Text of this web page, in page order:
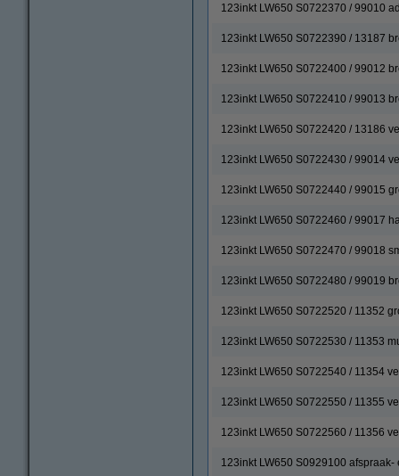
123inkt LW650 S0722370 / 99010
123inkt LW650 S0722390 / 13187
123inkt LW650 S0722400 / 99012
123inkt LW650 S0722410 / 99013
123inkt LW650 S0722420 / 13186
123inkt LW650 S0722430 / 99014
123inkt LW650 S0722440 / 99015
123inkt LW650 S0722460 / 99017
123inkt LW650 S0722470 / 99018
123inkt LW650 S0722480 / 99019
123inkt LW650 S0722520 / 11352
123inkt LW650 S0722530 / 11353
123inkt LW650 S0722540 / 11354
123inkt LW650 S0722550 / 11355
123inkt LW650 S0722560 / 11356
123inkt LW650 S0929100